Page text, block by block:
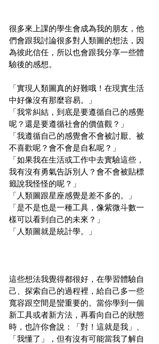
很多來上課的學生會成為我的朋友，他
們會跟我討論很多對人類圖的想法，因
為彼此信任，所以也會跟我分享一些體
驗後的感想。
「實現人類圖真的好難哦！在現實生活
中好像沒有那麼容易。」
「我常糾結，到底是要遵循自己的感覺
呢？還是要遵循社會的價值觀？」
「我遵循自己的感覺會不會被討厭、被
不喜歡呢？會不會是自私呢？」
「如果我在生活或工作中去實驗這些，
我有沒有勇氣告訴別人？會不會被貼標
籤說我怪怪的呢？」
「人類圖跟星座感覺是差不多的。」
「是不是也是一種工具，像紫微斗數一
樣可以看到自己的未來？」
「人類圖就是統計學。」
這些想法我覺得都很好，在學習體驗自
己、探索自己的過程裡，給自己多一些
寬容跟空間是蠻重要的。當你學到一個
新工具或者新方法，再看向自己的狀態
時，也許你會說：「對！這就是我」、
「我懂了」，但有沒有可能當我了解自